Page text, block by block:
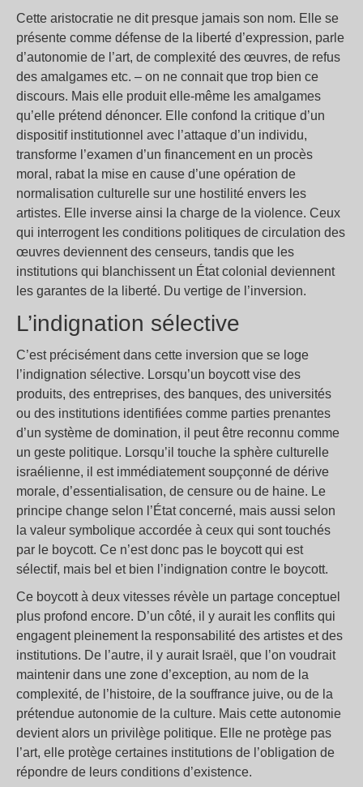
Cette aristocratie ne dit presque jamais son nom. Elle se
présente comme défense de la liberté d’expression, parle
d’autonomie de l’art, de complexité des œuvres, de refus
des amalgames etc. – on ne connait que trop bien ce
discours. Mais elle produit elle-même les amalgames
qu’elle prétend dénoncer. Elle confond la critique d’un
dispositif institutionnel avec l’attaque d’un individu,
transforme l’examen d’un financement en un procès
moral, rabat la mise en cause d’une opération de
normalisation culturelle sur une hostilité envers les
artistes. Elle inverse ainsi la charge de la violence. Ceux
qui interrogent les conditions politiques de circulation des
œuvres deviennent des censeurs, tandis que les
institutions qui blanchissent un État colonial deviennent
les garantes de la liberté. Du vertige de l’inversion.
L’indignation sélective
C’est précisément dans cette inversion que se loge
l’indignation sélective. Lorsqu’un boycott vise des
produits, des entreprises, des banques, des universités
ou des institutions identifiées comme parties prenantes
d’un système de domination, il peut être reconnu comme
un geste politique. Lorsqu’il touche la sphère culturelle
israélienne, il est immédiatement soupçonné de dérive
morale, d’essentialisation, de censure ou de haine. Le
principe change selon l’État concerné, mais aussi selon
la valeur symbolique accordée à ceux qui sont touchés
par le boycott. Ce n’est donc pas le boycott qui est
sélectif, mais bel et bien l’indignation contre le boycott.
Ce boycott à deux vitesses révèle un partage conceptuel
plus profond encore. D’un côté, il y aurait les conflits qui
engagent pleinement la responsabilité des artistes et des
institutions. De l’autre, il y aurait Israël, que l’on voudrait
maintenir dans une zone d’exception, au nom de la
complexité, de l’histoire, de la souffrance juive, ou de la
prétendue autonomie de la culture. Mais cette autonomie
devient alors un privilège politique. Elle ne protège pas
l’art, elle protège certaines institutions de l’obligation de
répondre de leurs conditions d’existence.